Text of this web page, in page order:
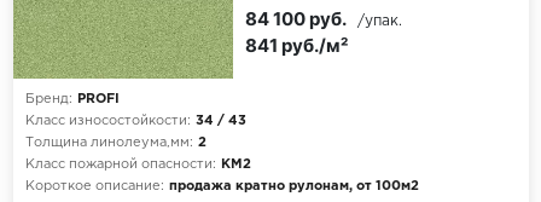
Бренд:
PROFI
Класс износостойкости: 34 / 43
Толщина линолеума,мм: 2
Класс пожарной опасности:
КМ2
Короткое описание: продажа кратно рулонам, от 100м2
841 руб./м²
84 100 руб. /упак.